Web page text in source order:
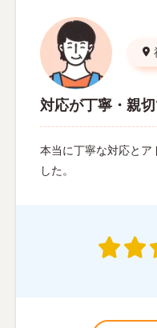
対応が丁寧・親
本当に丁寧な対応とア
した。